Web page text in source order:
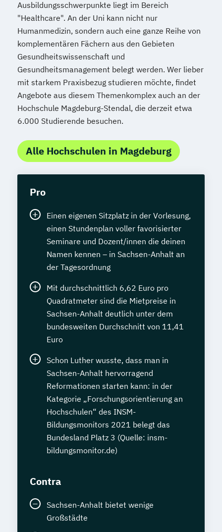
Ausbildungsschwerpunkte liegt im Bereich
"Healthcare". An der Uni kann nicht nur
Humanmedizin, sondern auch eine ganze Reihe von
komplementären Fächern aus den Gebieten
Gesundheitswissenschaft und
Gesundheitsmanagement belegt werden. Wer lieber
mit starkem Praxisbezug studieren möchte, findet
Angebote aus diesem Themenkomplex auch an der
Hochschule Magdeburg-Stendal, die derzeit etwa
6.000 Studierende besuchen.
Alle Hochschulen in Magdeburg
Pro
Einen eigenen Sitzplatz in der Vorlesung,
einen Stundenplan voller favorisierter
Seminare und Dozent/innen die deinen
Namen kennen – in Sachsen-Anhalt an
der Tagesordnung
Mit durchschnittlich 6,62 Euro pro
Quadratmeter sind die Mietpreise in
Sachsen-Anhalt deutlich unter dem
bundesweiten Durchschnitt von 11,41
Euro
Schon Luther wusste, dass man in
Sachsen-Anhalt hervorragend
Reformationen starten kann: in der
Kategorie „Forschungsorientierung an
Hochschulen“ des INSM-
Bildungsmonitors 2021 belegt das
Bundesland Platz 3 (Quelle: insm-
bildungsmonitor.de)
Contra
Sachsen-Anhalt bietet wenige
Großstädte